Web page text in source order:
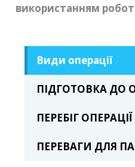
використанням
Види операції
ПІДГОТОВКА ДО
ПЕРЕБІГ ОПЕРАЦІЇ
ПЕРЕВАГИ ДЛЯ